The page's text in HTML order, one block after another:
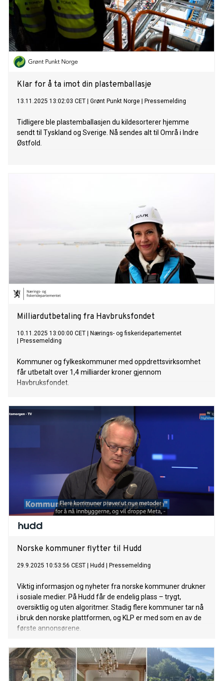
Klar for å ta imot din plastemballasje
13.11.2025 13:02:03 CET Grønt Punkt Norge Pressemelding
Tidligere ble plastemballasjen du kildesorterer hjemme
sendt til Tyskland og Sverige. Nå sendes alt til Områ i Indre
Østfold.
Milliardutbetaling fra Havbruksfondet
10.11.2025 13:00:00 CET
Nærings- og fiskeridepartementet
Pressemelding
Kommuner og fylkeskommuner med oppdrettsvirksomhet
får utbetalt over 1,4 milliarder kroner gjennom
Havbruksfondet.
Norske kommuner flytter til Hudd
29.9.2025 10:53:56 CEST Hudd Pressemelding
Viktig informasjon og nyheter fra norske kommuner drukner
i sosiale medier. På Hudd får de endelig plass – trygt,
oversiktlig og uten algoritmer. Stadig flere kommuner tar nå
i bruk den norske plattformen, og KLP er med som en av de
første annonsørene.